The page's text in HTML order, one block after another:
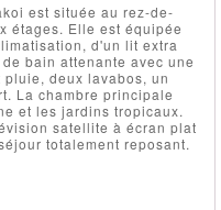
est située au rez-de-
étages. Elle est équipée
d'un lit extra
bain attenante avec une
deux lavabos, un
La chambre principale
et les jardins tropicaux.
satellite à écran plat
totalement reposant.